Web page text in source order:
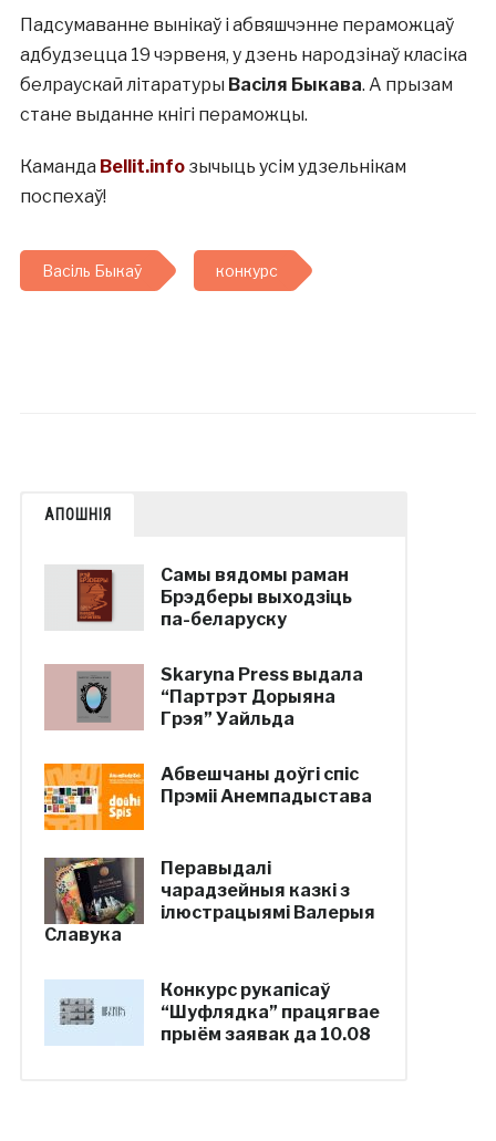
Падсумаванне вынікаў і абвяшчэнне пераможцаў
адбудзецца 19 чэрвеня, у дзень народзінаў класіка
белраускай літаратуры Васіля Быкава. А прызам
стане выданне кнігі пераможцы.
Каманда Bellit.infoзычыць усім удзельнікам
поспехаў!
Васіль Быкаў конкурс
АПОШНІЯ
Самы вядомы раман
Брэдберы выходзіць
па-беларуску
Skaryna Press выдала
“Партрэт Дорыяна
Грэя” Уайльда
Абвешчаны доўгі спіс
Прэміі Анемпадыстава
Перавыдалі
чарадзейныя казкі з
ілюстрацыямі Валерыя
Славука
Конкурс рукапісаў
“Шуфлядка” працягвае
прыём заявак да 10.08